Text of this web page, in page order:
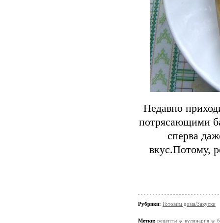
Недавно
потрясающими
сперва
вкус.Потому,
Рубрики: Готовим дома/Закуски
Метки: рецепты кулинария